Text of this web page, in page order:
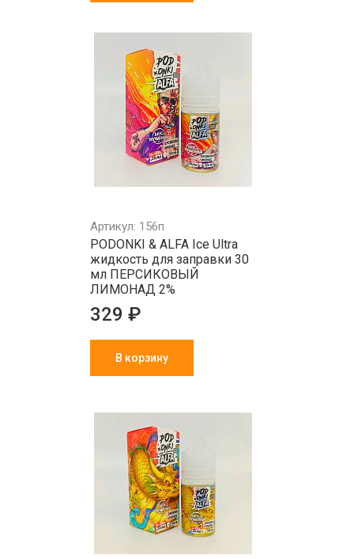
Артикул: 156п
PODONKI & ALFA Ice Ultra
жидкость для заправки 30
мл ПЕРСИКОВЫЙ
ЛИМОНАД 2%
329 ₽
В корзину